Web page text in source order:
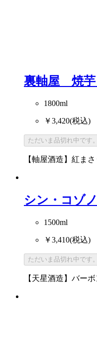
裏軸屋 焼芋
1800ml
￥3,420(税込)
ただいま品切れ中です。
【軸屋酒造】紅ま
シン・コゾ
1500ml
￥3,410(税込)
ただいま品切れ中です。
【天星酒造】バー